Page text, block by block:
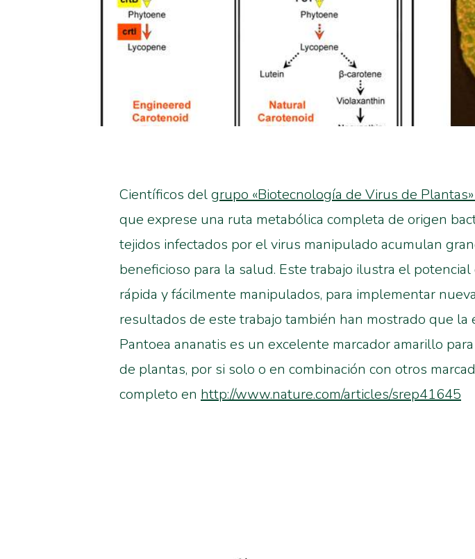
Científicos delgrupo «Biotecnología de Virus de
que exprese una ruta metabólica completa de origen
tejidos infectados por el virus manipulado acumulan
beneficioso para la salud. Este trabajo ilustra el
rápida y fácilmente manipulados, para implementar
resultados de este trabajo también han mostrado que
Pantoea ananatis es un excelente marcador amarillo
de plantas, por si solo o en combinación con otros
completo en http://www.nature.com/articles/srep41645